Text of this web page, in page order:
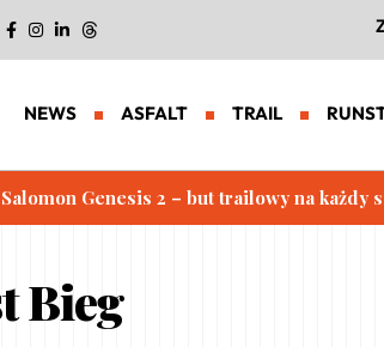
NEWS ASFALT TRAIL
Genesis 2 – but trailowy na każdy
Bieg